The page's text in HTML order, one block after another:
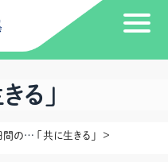
る」
「共に生きる」を問い直す4日間のセミナーを受講して 「共に生きる」